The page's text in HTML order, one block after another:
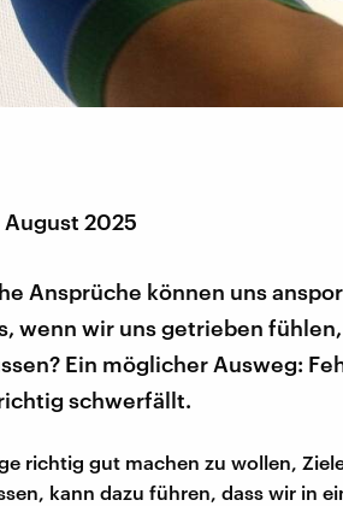
August 2025
Ansprüche können uns
wenn wir uns getrieben fühlen,
Ein möglicher Ausweg:
schwerfällt.
richtig gut machen zu wollen,
kann dazu führen, dass wir in